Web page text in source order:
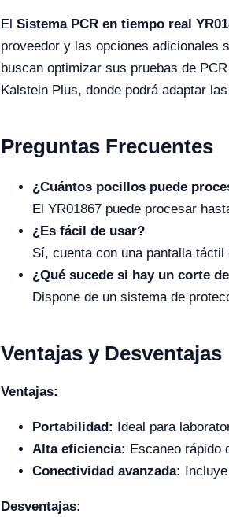
El Sistema PCR en tiempo real
proveedor y las opciones adicionales
buscan optimizar sus pruebas de
Kalstein Plus, donde podrá adaptar
Preguntas Frecuentes
¿Cuántos pocillos puede
El YR01867 puede procesar
¿Es fácil de usar?
Sí, cuenta con una pantalla
¿Qué sucede si hay un corte
Dispone de un sistema de
Ventajas y Desventajas
Ventajas:
Portabilidad: Ideal para
Alta eficiencia: Escaneo rápido
Conectividad avanzada:
Desventajas: